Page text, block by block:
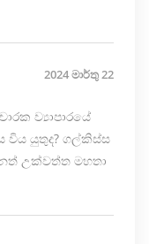
2024 මාර්තු 22
ව්‍යාපාරයේ
විය යුතුද? ගල්කිස්ස
උක්වත්ත මහතා